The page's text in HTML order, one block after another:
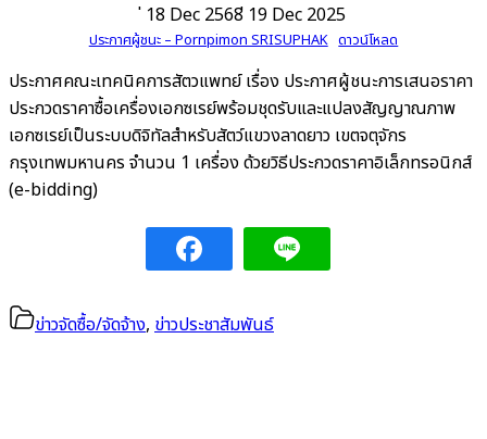
่ 18 Dec 2568 ่ 19 Dec 2025
ประกาศผู้ชนะ – Pornpimon SRISUPHAK ดาวน์โหลด
ประกาศคณะเทคนิคการสัตวแพทย์ เรื่อง ประกาศผู้ชนะการเสนอราคา
ประกวดราคาซื้อเครื่องเอกซเรย์พร้อมชุดรับและแปลงสัญญาณภาพ
เอกซเรย์เป็นระบบดิจิทัลสำหรับสัตว์แขวงลาดยาว เขตจตุจักร
กรุงเทพมหานคร จำนวน 1 เครื่อง ด้วยวิธีประกวดราคาอิเล็กทรอนิกส์
(e-bidding)
ข่าวจัดซื้อ/จัดจ้าง, ข่าวประชาสัมพันธ์